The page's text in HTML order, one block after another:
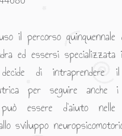
il percorso
ed essersi specializzata
di intraprendere
per seguire anche
può essere d’aiuto
sviluppo